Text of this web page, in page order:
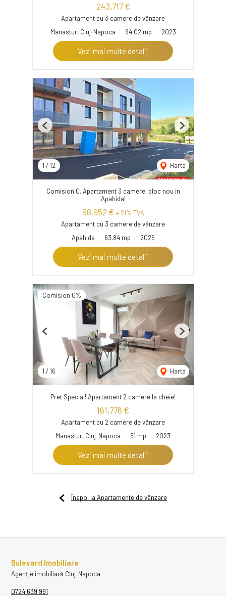
243,717 €
Apartament cu 3 camere de vânzare
Manastur, Cluj-Napoca
94.02 mp 2023
Vezi mai multe detalii
1 / 12 Harta
Previous Next
Comision 0. Apartament 3 camere, bloc nou in
Apahida!
98,952 € + 21% TVA
Apartament cu 3 camere de vânzare
Apahida
63.84 mp 2025
Vezi mai multe detalii
Comision 0%
1 / 16 Harta
Previous Next
Pret Special! Apartament 2 camere la cheie!
161,776 €
Apartament cu 2 camere de vânzare
Manastur, Cluj-Napoca
51 mp 2023
Vezi mai multe detalii
Înapoi la Apartamente de vânzare
Bulevard Imobiliare
Agenție imobiliară Cluj-Napoca
0724 639 991